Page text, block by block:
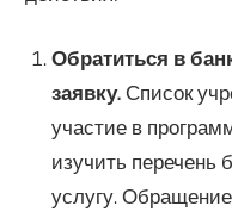
Обратиться в
заявку.Список
участие в
изучить перечень
услугу.